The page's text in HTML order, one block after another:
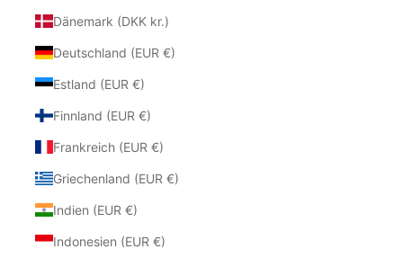
Dänemark (DKK kr.)
Deutschland (EUR €)
Estland (EUR €)
Finnland (EUR €)
Frankreich (EUR €)
Griechenland (EUR €)
Indien (EUR €)
Indonesien (EUR €)